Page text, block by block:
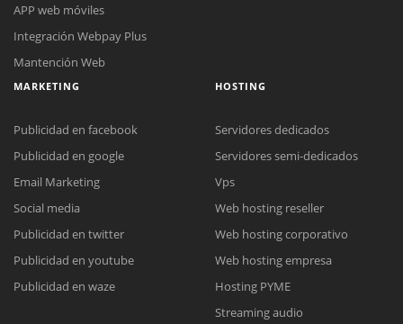
Reunión online
Meet para la reunión online.
Cotización
Chat Online
Todos nuestros ejecutivos están fuera de línea. Complete el formulario
APP web móviles
Integración Webpay Plus
Mantención Web
MARKETING
Publicidad en facebook
Publicidad en google
Email Marketing
Social media
Publicidad en twitter
Publicidad en youtube
Publicidad en waze
HOSTING
Servidores dedicados
Servidores semi-dedicados
Vps
Web hosting reseller
Web hosting corporativo
Web hosting empresa
Hosting PYME
Streaming audio